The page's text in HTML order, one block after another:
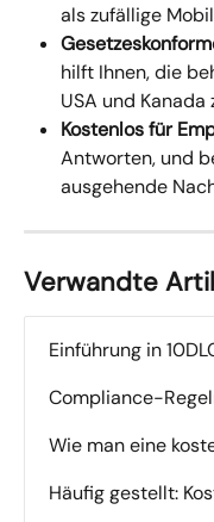
als zufällige
hilft Ihnen, die
USA und Kanada
Kostenlos für
Antworten, und
ausgehende
Verwandte
Einführung in
Compliance-
Wie man eine
Häufig gestellt: